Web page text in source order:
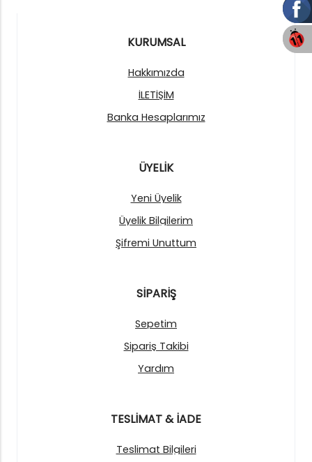
KURUMSAL
Hakkımızda
İLETİŞİM
Banka Hesaplarımız
ÜYELİK
Yeni Üyelik
Üyelik Bilgilerim
Şifremi Unuttum
SİPARİŞ
Sepetim
Sipariş Takibi
Yardım
TESLİMAT & İADE
Teslimat Bilgileri